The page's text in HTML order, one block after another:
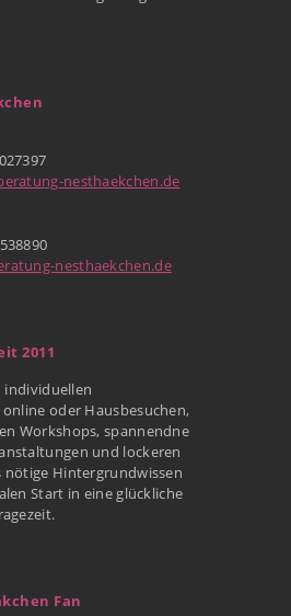
nesthaekchen.de
nesthaekchen.de
2011
individuellen
online oder Hausbesuchen,
Workshops, spannendne
und lockeren
nötige Hintergrundwissen
Start in eine glückliche
Fan